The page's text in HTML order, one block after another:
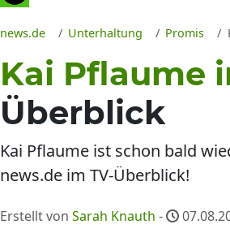
news.de Unterhaltung Promis
Kai Pflaume
Überblick
Kai Pflaume ist schon bald
news.de im TV-Überblick!
Erstellt von Sarah Knauth -